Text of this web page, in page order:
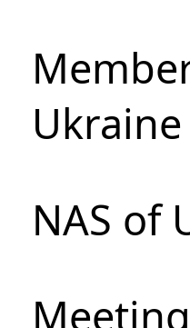
Ukraine
NAS of